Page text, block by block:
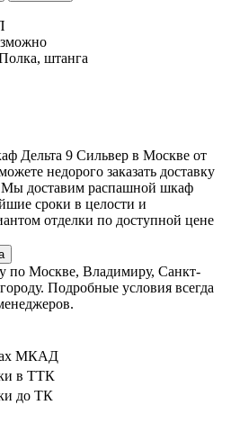
штанга
Дельта 9 Сильвер в Москве от
недорого заказать доставку
доставим распашной шкаф
сроки в целости и
отделки по доступной цене
по Москве, Владимиру, Санкт-
Подробные условия всегда
МКАД
в ТТК
до ТК